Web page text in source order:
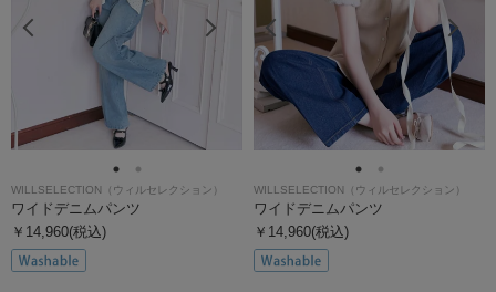
WILLSELECTION（ウィルセレクション）
ワイドデニムパンツ
￥14,960(税込)
WILLSELECTION（ウィルセレクション）
ワイドデニムパンツ
￥14,960(税込)